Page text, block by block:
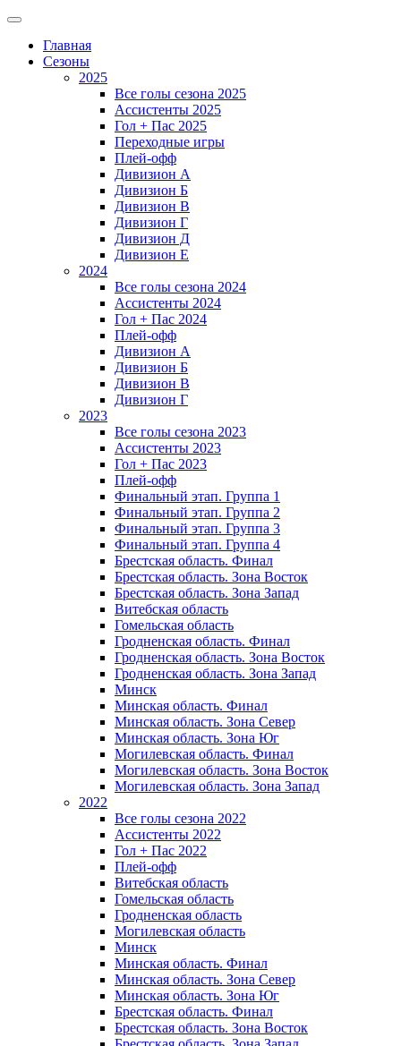
Главная
Сезоны
2025
Все голы сезона 2025
Ассистенты 2025
Гол + Пас 2025
Переходные игры
Плей-офф
Дивизион A
Дивизион Б
Дивизион В
Дивизион Г
Дивизион Д
Дивизион Е
2024
Все голы сезона 2024
Ассистенты 2024
Гол + Пас 2024
Плей-офф
Дивизион A
Дивизион Б
Дивизион В
Дивизион Г
2023
Все голы сезона 2023
Ассистенты 2023
Гол + Пас 2023
Плей-офф
Финальный этап. Группа 1
Финальный этап. Группа 2
Финальный этап. Группа 3
Финальный этап. Группа 4
Брестская область. Финал
Брестская область. Зона Восток
Брестская область. Зона Запад
Витебская область
Гомельская область
Гродненская область. Финал
Гродненская область. Зона Восток
Гродненская область. Зона Запад
Минск
Минская область. Финал
Минская область. Зона Север
Минская область. Зона Юг
Могилевская область. Финал
Могилевская область. Зона Восток
Могилевская область. Зона Запад
2022
Все голы сезона 2022
Ассистенты 2022
Гол + Пас 2022
Плей-офф
Витебская область
Гомельская область
Гродненская область
Могилевская область
Минск
Mинская область. Финал
Минская область. Зона Север
Минская область. Зона Юг
Брестская область. Финал
Брестская область. Зона Восток